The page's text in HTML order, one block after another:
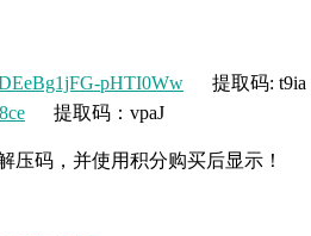
pHTI0Ww 提取码: t9ia
提取码：vpaJ
压码，并使用积分购买后显示！